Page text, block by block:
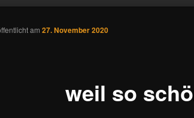
weil so
am 27. November 2020